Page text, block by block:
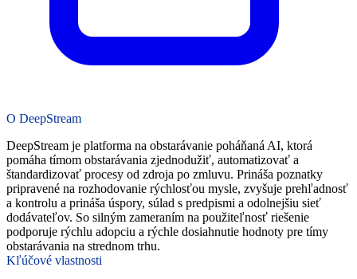
O DeepStream
DeepStream je platforma na obstarávanie poháňaná AI, ktorá
pomáha tímom obstarávania zjednodužiť, automatizovať a
štandardizovať procesy od zdroja po zmluvu. Prináša poznatky
pripravené na rozhodovanie rýchlosťou mysle, zvyšuje prehľadnosť
a kontrolu a prináša úspory, súlad s predpismi a odolnejšiu sieť
dodávateľov. So silným zameraním na použiteľnosť riešenie
podporuje rýchlu adopciu a rýchle dosiahnutie hodnoty pre tímy
obstarávania na strednom trhu.
Kľúčové vlastnosti